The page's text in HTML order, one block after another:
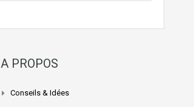
A PROPOS
Conseils & Idées